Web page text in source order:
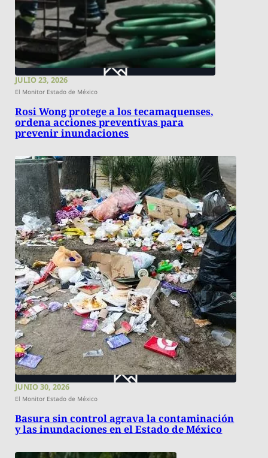
JULIO 23, 2026
El Monitor Estado de México
Rosi Wong protege a los tecamaquenses,
ordena acciones preventivas para
prevenir inundaciones
JUNIO 30, 2026
El Monitor Estado de México
Basura sin control agrava la contaminación
y las inundaciones en el Estado de México